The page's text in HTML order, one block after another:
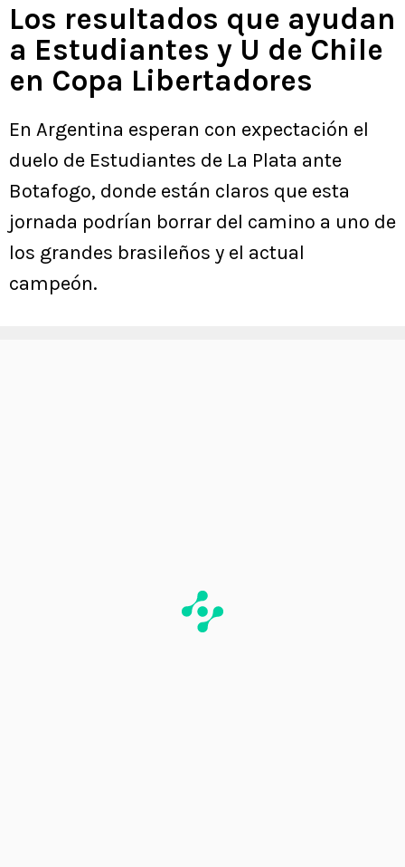
Los resultados que ayudan
a Estudiantes y U de Chile
en Copa Libertadores
En Argentina esperan con expectación el
duelo de Estudiantes de La Plata ante
Botafogo, donde están claros que esta
jornada podrían borrar del camino a uno de
los grandes brasileños y el actual
campeón.